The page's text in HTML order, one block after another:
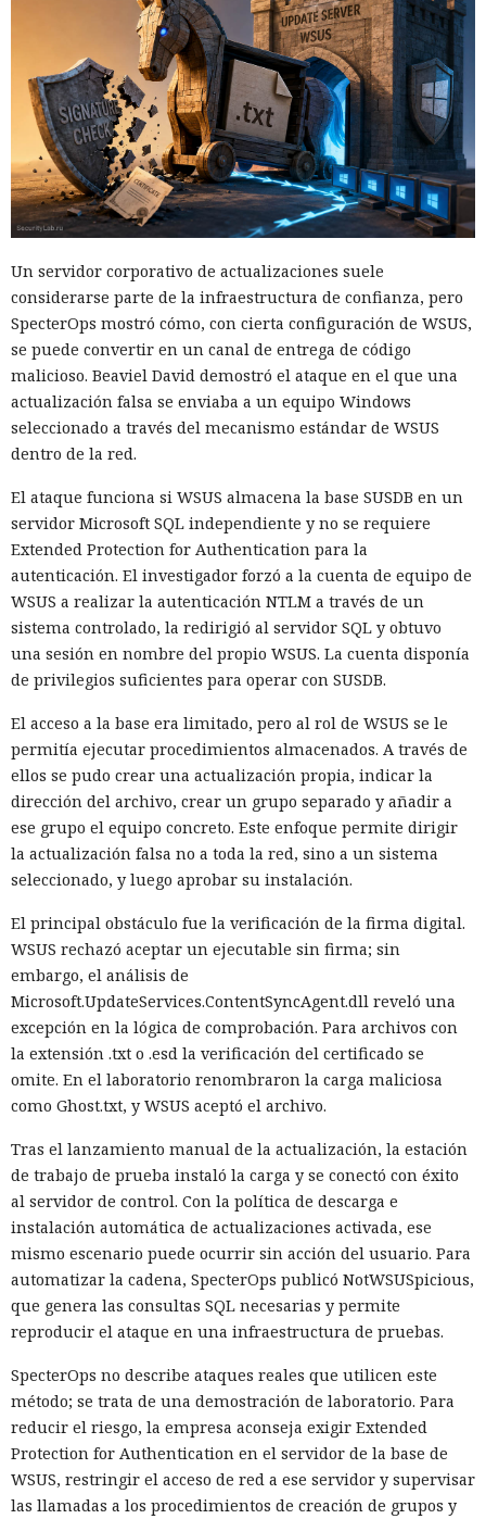
Un servidor corporativo de actualizaciones suele
considerarse parte de la infraestructura de confianza, pero
SpecterOps mostró cómo, con cierta configuración de WSUS,
se puede convertir en un canal de entrega de código
malicioso. Beaviel David demostró el ataque en el que una
actualización falsa se enviaba a un equipo Windows
seleccionado a través del mecanismo estándar de WSUS
dentro de la red.
El ataque funciona si WSUS almacena la base SUSDB en un
servidor Microsoft SQL independiente y no se requiere
Extended Protection for Authentication para la
autenticación. El investigador forzó a la cuenta de equipo de
WSUS a realizar la autenticación NTLM a través de un
sistema controlado, la redirigió al servidor SQL y obtuvo
una sesión en nombre del propio WSUS. La cuenta disponía
de privilegios suficientes para operar con SUSDB.
El acceso a la base era limitado, pero al rol de WSUS se le
permitía ejecutar procedimientos almacenados. A través de
ellos se pudo crear una actualización propia, indicar la
dirección del archivo, crear un grupo separado y añadir a
ese grupo el equipo concreto. Este enfoque permite dirigir
la actualización falsa no a toda la red, sino a un sistema
seleccionado, y luego aprobar su instalación.
El principal obstáculo fue la verificación de la firma digital.
WSUS rechazó aceptar un ejecutable sin firma; sin
embargo, el análisis de
Microsoft.UpdateServices.ContentSyncAgent.dll reveló una
excepción en la lógica de comprobación. Para archivos con
la extensión .txt o .esd la verificación del certificado se
omite. En el laboratorio renombraron la carga maliciosa
como Ghost.txt, y WSUS aceptó el archivo.
Tras el lanzamiento manual de la actualización, la estación
de trabajo de prueba instaló la carga y se conectó con éxito
al servidor de control. Con la política de descarga e
instalación automática de actualizaciones activada, ese
mismo escenario puede ocurrir sin acción del usuario. Para
automatizar la cadena, SpecterOps publicó NotWSUSpicious,
que genera las consultas SQL necesarias y permite
reproducir el ataque en una infraestructura de pruebas.
SpecterOps no describe ataques reales que utilicen este
método; se trata de una demostración de laboratorio. Para
reducir el riesgo, la empresa aconseja exigir Extended
Protection for Authentication en el servidor de la base de
WSUS, restringir el acceso de red a ese servidor y supervisar
las llamadas a los procedimientos de creación de grupos y